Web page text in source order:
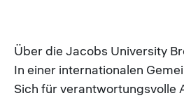
Über die Jacobs University
In einer internationalen
Sich für verantwortungsvolle